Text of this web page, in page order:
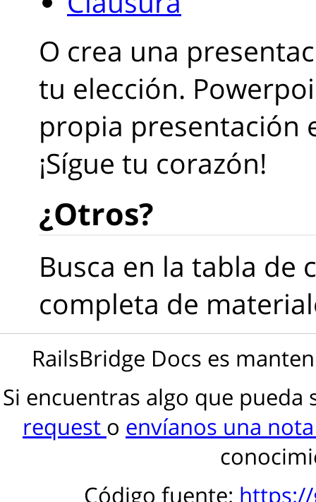
O crea una
tu elección.
propia presentación
¡Sígue tu corazón!
¿Otros?
Busca en la tabla de
completa de
RailsBridge Docs es
Si encuentras algo que
request o envíanos una
Código fuente: